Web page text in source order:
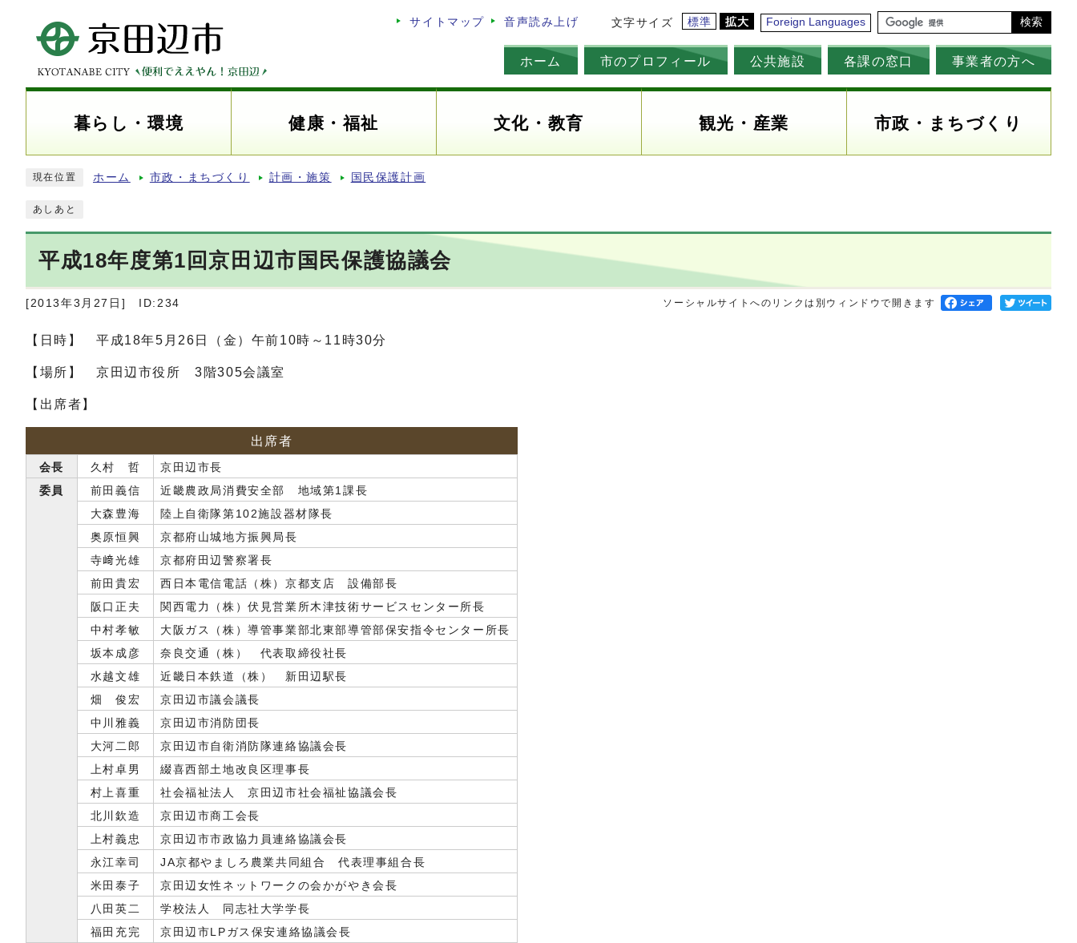
サイトマップ 音声読み上げ 文字サイズ 標準 拡大 Foreign Languages 検索
ホーム 市のプロフィール 公共施設 各課の窓口 事業者の方へ
暮らし・環境 健康・福祉 文化・教育 観光・産業 市政・まちづくり
現在位置 ホーム 市政・まちづくり 計画・施策 国民保護計画
あしあと
平成18年度第1回京田辺市国民保護協議会
[2013年3月27日] ID:234 ソーシャルサイトへのリンクは別ウィンドウで開きます
【日時】 平成18年5月26日（金）午前10時～11時30分
【場所】 京田辺市役所 3階305会議室
【出席者】
出席者
会長 久村 哲
京田辺市長
委員
前田義信
近畿農政局消費安全部 地域第1課長
大森豊海
陸上自衛隊第102施設器材隊長
奥原恒興
京都府山城地方振興局長
寺﨑光雄
京都府田辺警察署長
前田貴宏
西日本電信電話（株）京都支店 設備部長
阪口正夫
関西電力（株）伏見営業所木津技術サービスセンター所長
中村孝敏
大阪ガス（株）導管事業部北東部導管部保安指令センター所長
坂本成彦
奈良交通（株） 代表取締役社長
水越文雄
近畿日本鉄道（株） 新田辺駅長
畑 俊宏
京田辺市議会議長
中川雅義
京田辺市消防団長
大河二郎
京田辺市自衛消防隊連絡協議会長
上村卓男
綴喜西部土地改良区理事長
村上喜重
社会福祉法人 京田辺市社会福祉協議会長
北川欽造
京田辺市商工会長
上村義忠
京田辺市市政協力員連絡協議会長
永江幸司
JA京都やましろ農業共同組合 代表理事組合長
米田泰子
京田辺女性ネットワークの会かがやき会長
八田英二
学校法人 同志社大学学長
福田充完
京田辺市LPガス保安連絡協議会長